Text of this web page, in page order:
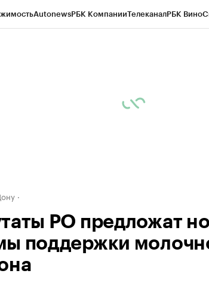
AutonewsРБК КомпанииТелеканалРБК Вино
РО предложат
поддержки